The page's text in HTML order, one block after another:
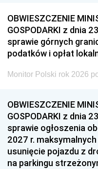
OBWIESZCZENIE
GOSPODARKI z dnia
sprawie górnych
podatków i opłat
Monitor Polski rok 2026
OBWIESZCZENIE
GOSPODARKI z dnia
sprawie ogłoszenia
2027 r.
usunięcie pojazdu z
na parkingu